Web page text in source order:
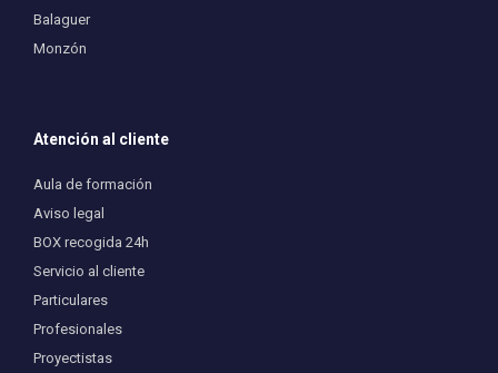
Balaguer
Monzón
Atención al cliente
Aula de formación
Aviso legal
BOX recogida 24h
Servicio al cliente
Particulares
Profesionales
Proyectistas